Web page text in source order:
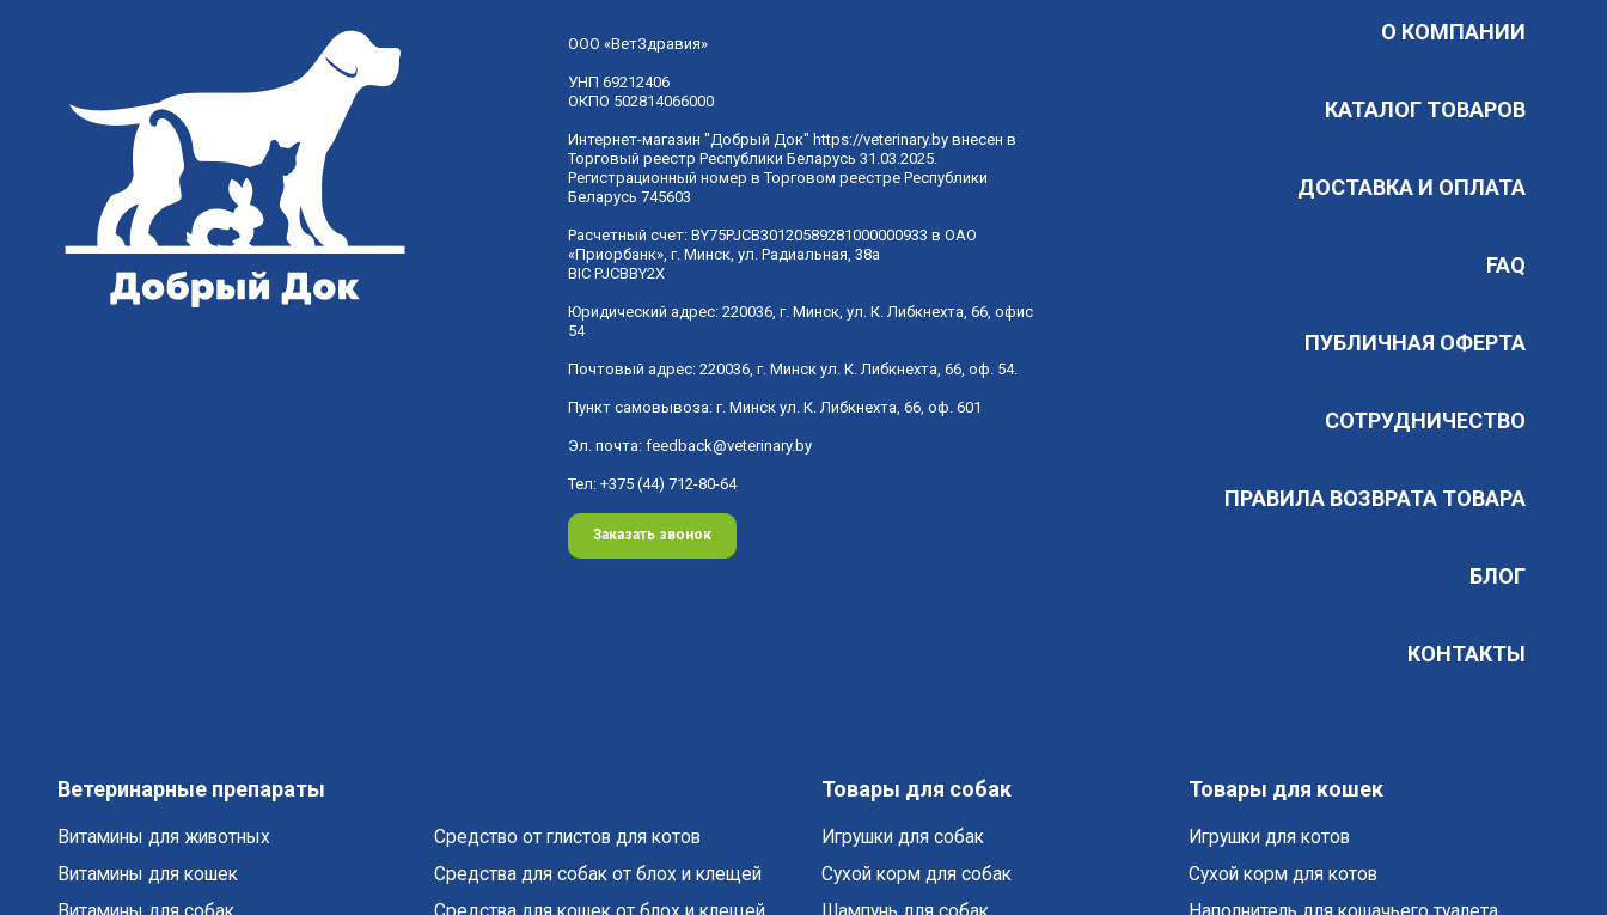
ООО «ВетЗдравия»
УНП 69212406
ОКПО 502814066000
Интернет-магазин "Добрый Док" https://veterinary.by внесен в
Торговый реестр Республики Беларусь 31.03.2025.
Регистрационный номер в Торговом реестре Республики
Беларусь 745603
Расчетный счет: BY75PJCB30120589281000000933 в ОАО
«Приорбанк», г. Минск, ул. Радиальная, 38а
BIC PJCBBY2X
Юридический адрес: 220036, г. Минск, ул. К. Либкнехта, 66, офис
54
Почтовый адрес: 220036, г. Минск ул. К. Либкнехта, 66, оф. 54.
Пункт самовывоза: г. Минск ул. К. Либкнехта, 66, оф. 601
Эл. почта: feedback@veterinary.by
Тел: +375 (44) 712-80-64
Заказать звонок
О КОМПАНИИ
КАТАЛОГ ТОВАРОВ
ДОСТАВКА И ОПЛАТА
FAQ
ПУБЛИЧНАЯ ОФЕРТА
СОТРУДНИЧЕСТВО
ПРАВИЛА ВОЗВРАТА ТОВАРА
БЛОГ
КОНТАКТЫ
Ветеринарные препараты
Витамины для животных
Витамины для кошек
Средство от глистов для котов
Средства для собак от блох и клещей
Товары для собак
Игрушки для собак
Cухой корм для собак
Товары для кошек
Игрушки для котов
Cухой корм для котов